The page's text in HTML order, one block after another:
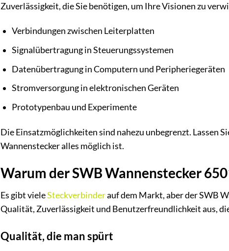
Zuverlässigkeit, die Sie benötigen, um Ihre Visionen zu
Verbindungen zwischen Leiterplatten
Signalübertragung in Steuerungssystemen
Datenübertragung in Computern und Peripheriegeräten
Stromversorgung in elektronischen Geräten
Prototypenbau und Experimente
Die Einsatzmöglichkeiten sind nahezu unbegrenzt. Lassen
Wannenstecker alles möglich ist.
Warum der SWB Wannenstecker
Es gibt vieleSteckverbinderauf dem Markt, aber der SWB
Qualität, Zuverlässigkeit und Benutzerfreundlichkeit aus,
Qualität, die man spürt